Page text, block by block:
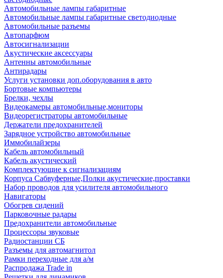
Автомобильные лампы габаритные
Автомобильные лампы габаритные светодиодные
Автомобильные разъемы
Автопарфюм
Автосигнализации
Акустические аксессуары
Антенны автомобильные
Антирадары
Услуги установки доп.оборудования в авто
Бортовые компьютеры
Брелки, чехлы
Видеокамеры автомобильные,мониторы
Видеорегистраторы автомобильные
Держатели предохранителей
Зарядное устройство автомобильные
Иммобилайзеры
Кабель автомобильный
Кабель акустический
Комплектующие к сигнализациям
Корпуса Сабвуферные,Полки акустические,проставки
Набор проводов для усилителя автомобильного
Навигаторы
Обогрев сидений
Парковочные радары
Предохранители автомобильные
Процессоры звуковые
Радиостанции СБ
Разъемы для автомагнитол
Рамки переходные для а/м
Распродажа Trade in